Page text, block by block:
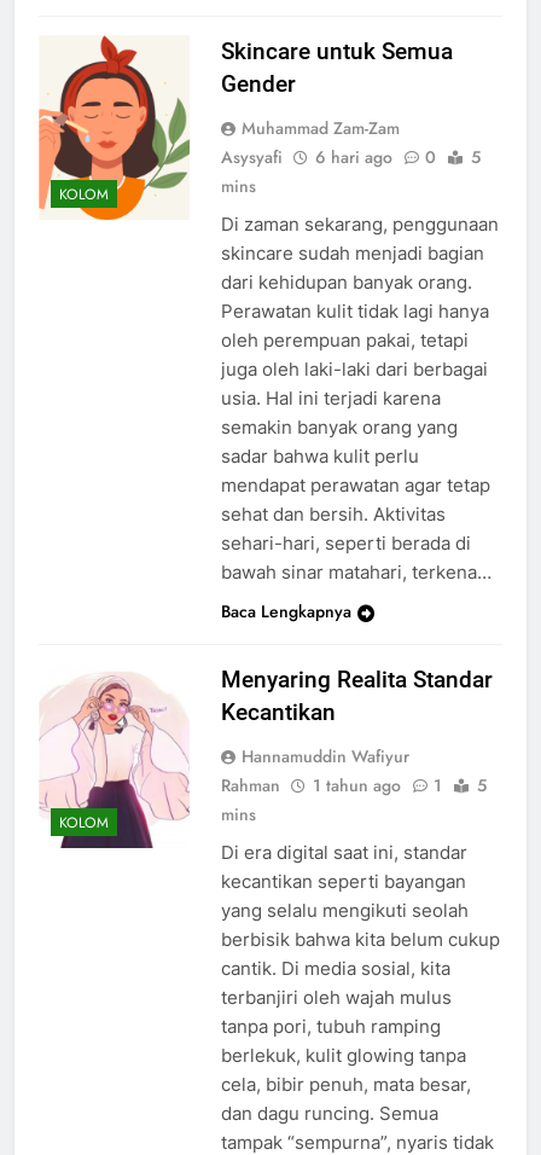
KOLOM
Skincare untuk Semua
Gender
Muhammad Zam-Zam
Asysyafi
6 hari ago 0
5
mins
Di zaman sekarang, penggunaan
skincare sudah menjadi bagian
dari kehidupan banyak orang.
Perawatan kulit tidak lagi hanya
oleh perempuan pakai, tetapi
juga oleh laki-laki dari berbagai
usia. Hal ini terjadi karena
semakin banyak orang yang
sadar bahwa kulit perlu
mendapat perawatan agar tetap
sehat dan bersih. Aktivitas
sehari-hari, seperti berada di
bawah sinar matahari, terkena…
Baca Lengkapnya
KOLOM
Menyaring Realita Standar
Kecantikan
Hannamuddin Wafiyur
Rahman
1 tahun ago 1
5
mins
Di era digital saat ini, standar
kecantikan seperti bayangan
yang selalu mengikuti seolah
berbisik bahwa kita belum cukup
cantik. Di media sosial, kita
terbanjiri oleh wajah mulus
tanpa pori, tubuh ramping
berlekuk, kulit glowing tanpa
cela, bibir penuh, mata besar,
dan dagu runcing. Semua
tampak “sempurna”, nyaris tidak